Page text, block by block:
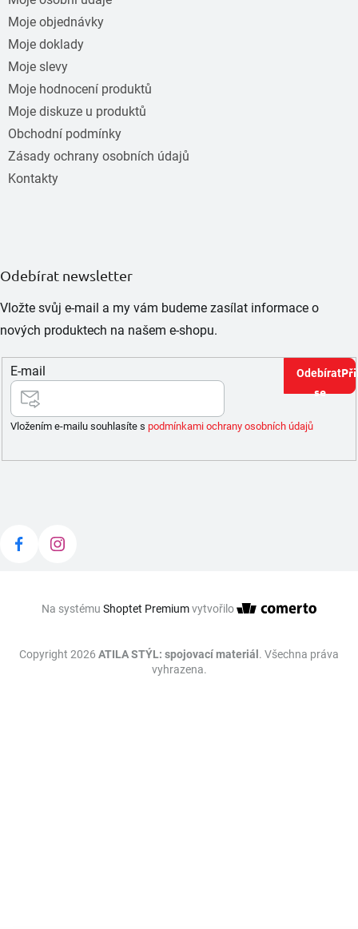
Moje objednávky
Moje doklady
Moje slevy
Moje hodnocení produktů
Moje diskuze u produktů
Obchodní podmínky
Zásady ochrany osobních údajů
Kontakty
Odebírat newsletter
Vložte svůj e-mail a my vám budeme zasílat informace o
nových produktech na našem e-shopu.
E-mail
Vložením e-mailu souhlasíte s podmínkami ochrany osobních údajů
se
Na systému Shoptet Premiumvytvořilo
Copyright 2026 ATILA STÝL: spojovací materiál . Všechna práva
vyhrazena.